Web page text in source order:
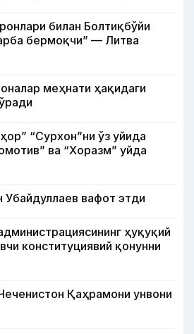
билан Болтиқбўйи
бермоқчи” — Литва
меҳнати ҳақидаги
“Сурхон”ни ўз уйида
ва “Хоразм” уйда
вафот этди
ҳуқуқий
конституциявий қонунни
Қаҳрамони унвони